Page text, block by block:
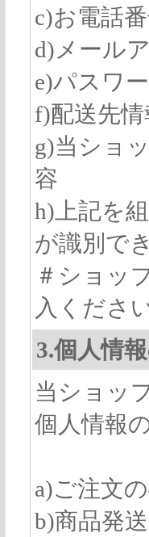
c)お電話
d)メール
e)パスワ
f)配送先情
g)当ショ
容
h)上記を
が識別で
＃ショッ
入くださ
3.個人情
当ショッ
個人情報
a)ご注文
b)商品発